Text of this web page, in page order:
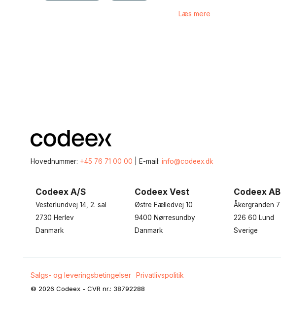
Læs mere
Hovednummer: +45 76 71 00 00 | E-mail: info@codeex.dk
Codeex A/S
Vesterlundvej 14, 2. sal
2730 Herlev
Danmark
Codeex Vest
Østre Fælledvej 10
9400 Nørresundby
Danmark
Codeex AB
Åkergränden 7
226 60 Lund
Sverige
Salgs- og leveringsbetingelser Privatlivspolitik
© 2026 Codeex - CVR nr.: 38792288